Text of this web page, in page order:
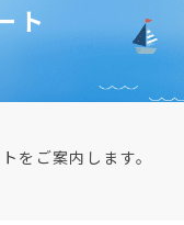
ト
をご案内します。